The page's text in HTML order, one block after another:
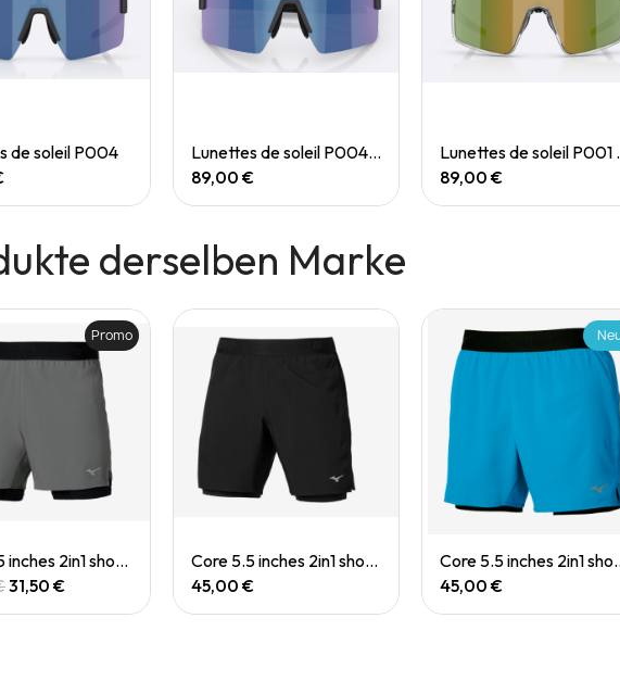
View
de soleil P004
Quick View
Lunettes de soleil P004 Small
89,00 €
Quick View
89,00 €
derselben Marke
View
Promo
Core 5.5 inches 2in1 short (M)
31,50 €
Quick View
Core 5.5 inches 2in1 short (M)
45,00 €
Quick View
Core 5.5
45,00 €